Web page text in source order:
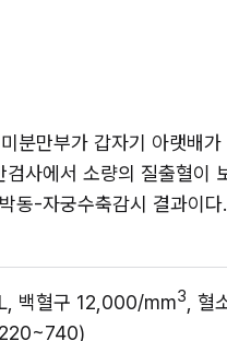
분만부가 갑자기 아랫배
사에서 소량의 질출혈이
동-자궁수축감시 결과이
백혈구 12,000/mm3 ,